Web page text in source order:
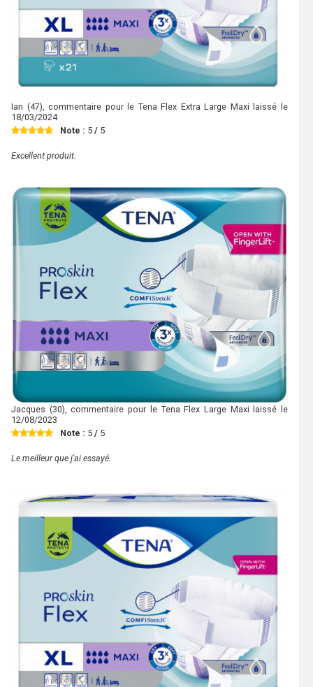
Ian (47), commentaire pour le Tena Flex Extra Large Maxi laissé le
18/03/2024
Note : 5 / 5
Excellent produit.
Jacques (30), commentaire pour le Tena Flex Large Maxi laissé le
12/08/2023
Note : 5 / 5
Le meilleur que j'ai essayé.